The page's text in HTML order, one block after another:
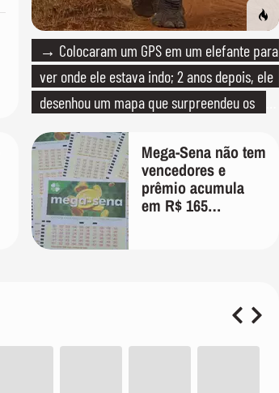
→ Colocaram um GPS em um elefante para
ver onde ele estava indo; 2 anos depois, ele
desenhou um mapa que surpreendeu os
cientistas
Mega-Sena não tem
vencedores e
prêmio acumula
em R$ 165